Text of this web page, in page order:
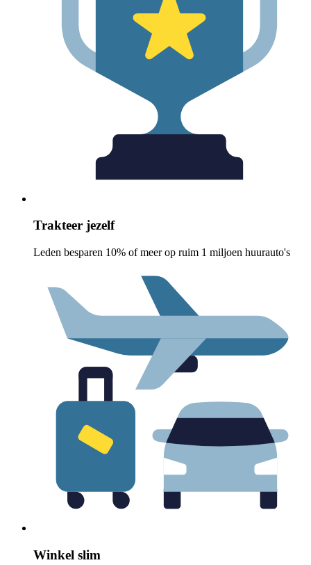
Trakteer jezelf
Leden besparen 10% of meer op ruim 1 miljoen huurauto's
Winkel slim